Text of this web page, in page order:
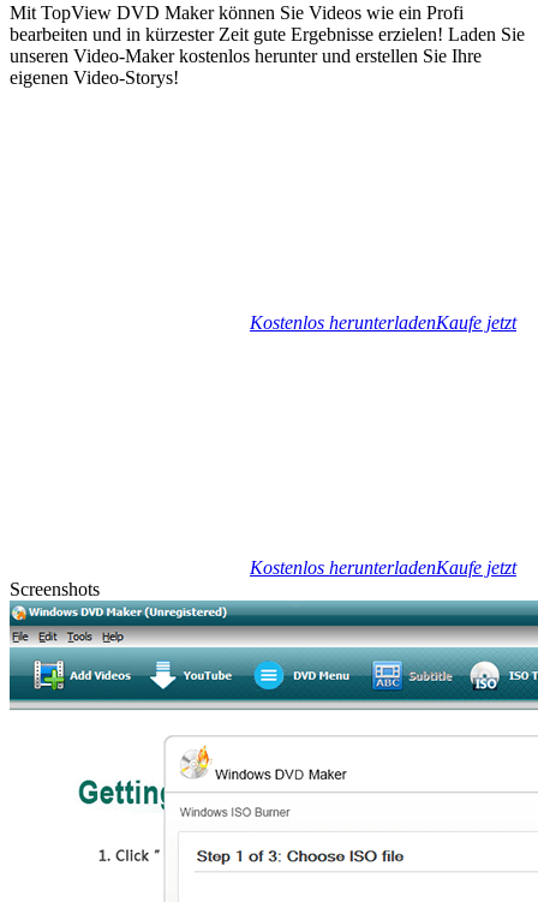
Mit TopView DVD Maker können Sie Videos wie ein Profi
bearbeiten und in kürzester Zeit gute Ergebnisse erzielen! Laden Sie
unseren Video-Maker kostenlos herunter und erstellen Sie Ihre
eigenen Video-Storys!
Kostenlos herunterladenKaufe jetzt
Kostenlos herunterladenKaufe jetzt
Screenshots